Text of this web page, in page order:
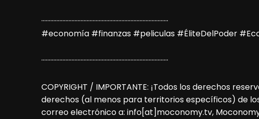
····················································································
#economía #finanzas #peliculas #ÉliteDelPoder
····················································································
COPYRIGHT / IMPORTANTE: ¡Todos los derechos
derechos (al menos para territorios específicos) de
correo electrónico a: info[at]moconomy.tv,